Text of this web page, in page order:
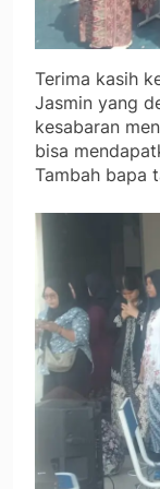
Terima kasih
Jasmin yang
kesabaran
bisa
Tambah bapa